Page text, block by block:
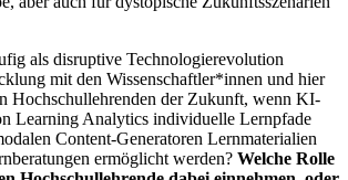
als disruptive Technologierevolution
mit den Wissenschaftler*innen und hier
Hochschullehrenden der Zukunft, wenn KI-
Learning Analytics individuelle Lernpfade
Content-Generatoren Lernmaterialien
ermöglicht werden? Welche Rolle